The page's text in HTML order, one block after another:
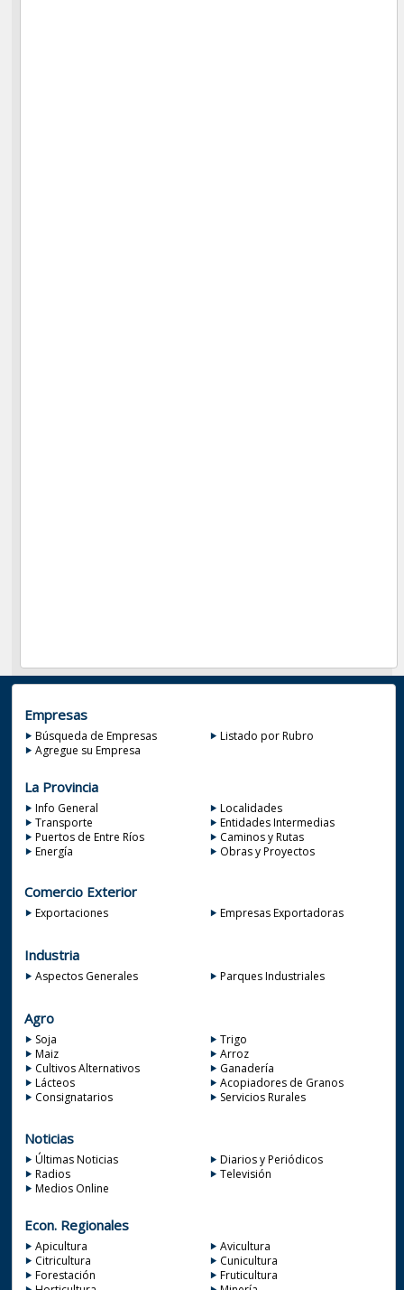
Empresas
Búsqueda de Empresas
Listado por Rubro
Agregue su Empresa
La Provincia
Info General
Localidades
Transporte
Entidades Intermedias
Puertos de Entre Ríos
Caminos y Rutas
Energía
Obras y Proyectos
Comercio Exterior
Exportaciones Empresas Exportadoras
Industria
Aspectos Generales Parques Industriales
Agro
Soja
Trigo
Maiz
Arroz
Cultivos Alternativos
Ganadería
Lácteos
Acopiadores de Granos
Consignatarios
Servicios Rurales
Noticias
Últimas Noticias
Diarios y Periódicos
Radios
Televisión
Medios Online
Econ. Regionales
Apicultura
Avicultura
Citricultura
Cunicultura
Forestación
Fruticultura